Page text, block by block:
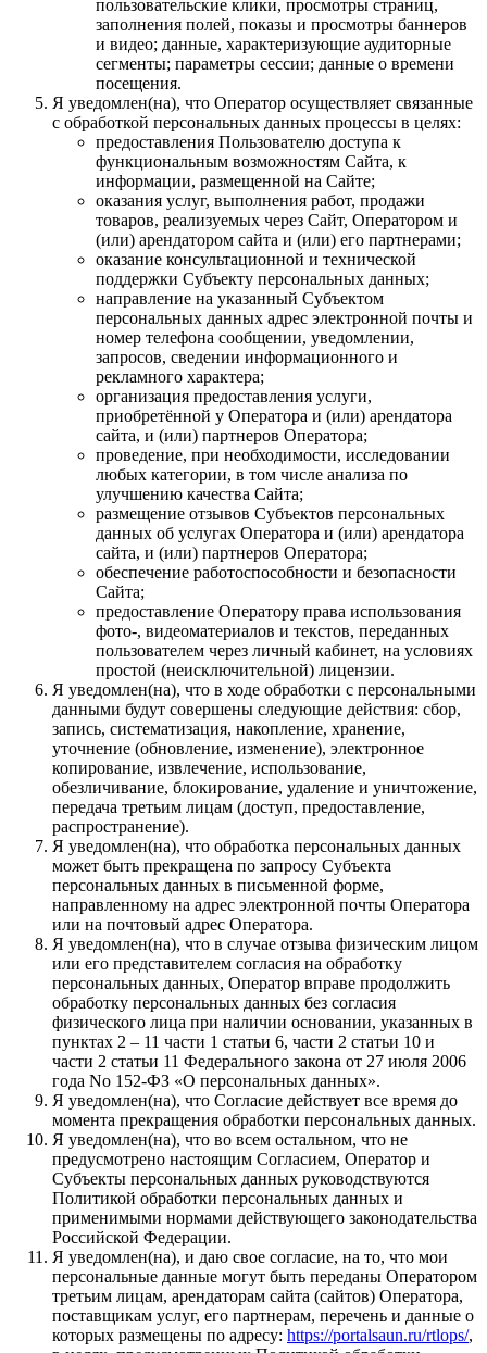
пользовательские клики, просмотры страниц,
заполнения полей, показы и просмотры баннеров
и видео; данные, характеризующие аудиторные
сегменты; параметры сессии; данные о времени
посещения.
Я уведомлен(на), что Оператор осуществляет связанные
с обработкой персональных данных процессы в целях:
предоставления Пользователю доступа к
функциональным возможностям Сайта, к
информации, размещенной на Сайте;
оказания услуг, выполнения работ, продажи
товаров, реализуемых через Сайт, Оператором и
(или) арендатором сайта и (или) его партнерами;
оказание консультационной и технической
поддержки Субъекту персональных данных;
направление на указанный Субъектом
персональных данных адрес электронной почты и
номер телефона сообщении, уведомлении,
запросов, сведении информационного и
рекламного характера;
организация предоставления услуги,
приобретённой у Оператора и (или) арендатора
сайта, и (или) партнеров Оператора;
проведение, при необходимости, исследовании
любых категории, в том числе анализа по
улучшению качества Сайта;
размещение отзывов Субъектов персональных
данных об услугах Оператора и (или) арендатора
сайта, и (или) партнеров Оператора;
обеспечение работоспособности и безопасности
Сайта;
предоставление Оператору права использования
фото-, видеоматериалов и текстов, переданных
пользователем через личный кабинет, на условиях
простой (неисключительной) лицензии.
Я уведомлен(на), что в ходе обработки с персональными
данными будут совершены следующие действия: сбор,
запись, систематизация, накопление, хранение,
уточнение (обновление, изменение), электронное
копирование, извлечение, использование,
обезличивание, блокирование, удаление и уничтожение,
передача третьим лицам (доступ, предоставление,
распространение).
Я уведомлен(на), что обработка персональных данных
может быть прекращена по запросу Субъекта
персональных данных в письменной форме,
направленному на адрес электронной почты Оператора
или на почтовый адрес Оператора.
Я уведомлен(на), что в случае отзыва физическим лицом
или его представителем согласия на обработку
персональных данных, Оператор вправе продолжить
обработку персональных данных без согласия
физического лица при наличии основании, указанных в
пунктах 2 – 11 части 1 статьи 6, части 2 статьи 10 и
части 2 статьи 11 Федерального закона от 27 июля 2006
года No 152-ФЗ «О персональных данных».
Я уведомлен(на), что Согласие действует все время до
момента прекращения обработки персональных данных.
Я уведомлен(на), что во всем остальном, что не
предусмотрено настоящим Согласием, Оператор и
Субъекты персональных данных руководствуются
Политикой обработки персональных данных и
применимыми нормами действующего законодательства
Российской Федерации.
Я уведомлен(на), и даю свое согласие, на то, что мои
персональные данные могут быть переданы Оператором
третьим лицам, арендаторам сайта (сайтов) Оператора,
поставщикам услуг, его партнерам, перечень и данные о
которых размещены по адресу: https://portalsaun.ru/rtlops/,